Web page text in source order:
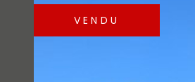
VENDU